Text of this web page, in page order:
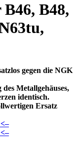
B48,
gegen die NGK
Metallgehäuses,
identisch.
Ersatz